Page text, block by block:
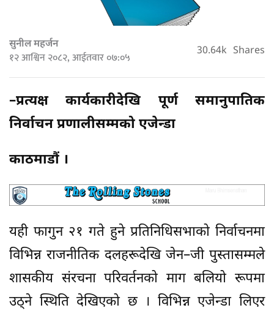
सुनील महर्जन
१२ आश्विन २०८२, आईतवार ०७:०५ 30.64k Shares
–प्रत्यक्ष कार्यकारीदेखि पूर्ण समानुपातिक
निर्वाचन प्रणालीसम्मको एजेन्डा
काठमाडौं ।
यही फागुन २१ गते हुने प्रतिनिधिसभाको निर्वाचनमा
विभिन्न राजनीतिक दलहरूदेखि जेन–जी पुस्तासम्मले
शासकीय संरचना परिवर्तनको माग बलियो रूपमा
उठ्ने स्थिति देखिएको छ । विभिन्न एजेन्डा लिएर